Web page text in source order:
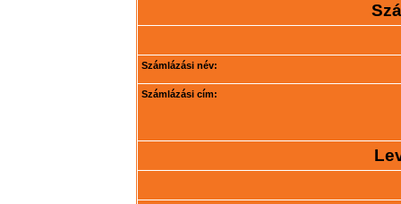
Számlázási név:
Számlázási cím: